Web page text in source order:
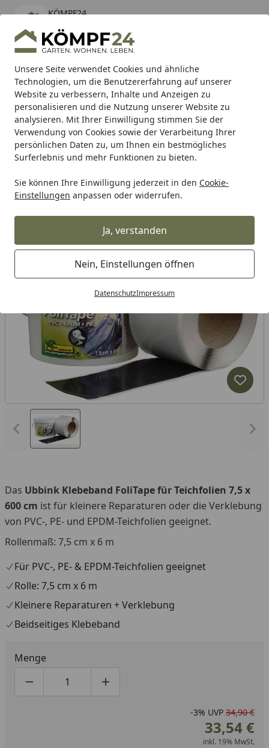
Unsere Seite verwendet Cookies und ähnliche
Technologien, um die Benutzererfahrung auf unserer
Website zu verbessern, Inhalte und Anzeigen zu
personalisieren und die Nutzung unserer Website zu
analysieren. Mit Ihrer Einwilligung stimmen Sie der
Verwendung von Cookies sowie der Verarbeitung Ihrer
persönlichen Daten zu, um Ihnen ein bestmögliches
Surferlebnis und mehr Funktionen zu bieten.
Sie können Ihre Einwilligung jederzeit in den Cookie-
Einstellungen anpassen oder widerrufen.
Ja, verstanden
Nein, Einstellungen öffnen
DatenschutzImpressum
KÖMPF24
kostenlos - Im App Store
Hotline
Alle Produkte
Mein Konto
Suchen
Karibu Pools inkl. gratis Sandfilteranlage & Pool-
Starterset (Gesamtwert bis 468,99€)
Startseite
Teich Teichbau Teichfolien & Teichvliese Teichfolien
Ubbink Klebeband FoliTape für
Teichfolien 7,5 x 600 cm
Vorheriges Bild anzeigen
Das Ubbink Klebeband FoliTape für Teichfolien 7,5 x
600 cm ist für kleinere Reparaturen oder die Verklebung
von PVC-, PE- und EPDM-Teichfolien geeignet.
Rollenmaß: 7,5 cm x 6 m
Für PVC-, PE- & EPDM-Teichfolien geeignet
Rolle: 7,5 cm x 6 m
Kleinere Reparaturen + Verklebung
Beidseitiges Klebeband
Menge
Produktmenge um eins verringern
Produktmenge manuell eingeben
Produktmenge um eins erhöhen
-3% UVP 34,90 €
33,54 €
inkl. 19% MwSt.